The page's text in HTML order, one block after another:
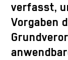
verfasst,
Vorgaben